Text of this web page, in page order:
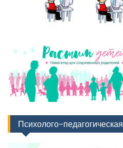
Психолого-